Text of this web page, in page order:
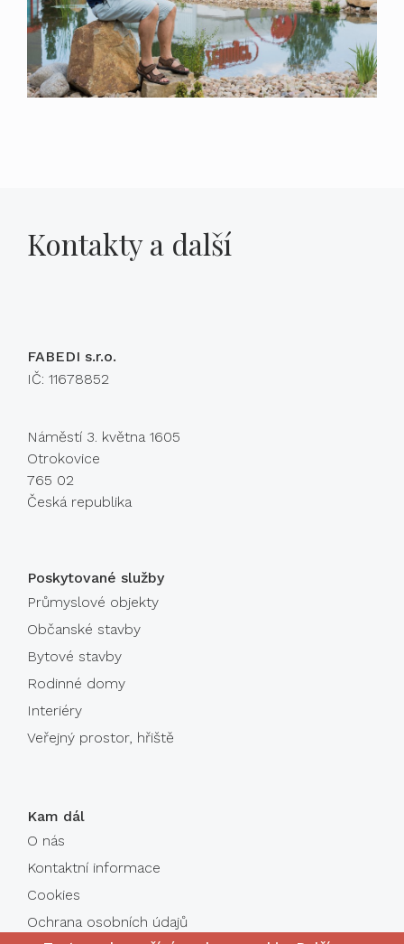
Kontakty a další
Poskytované služby
Průmyslové objekty
Občanské stavby
Bytové stavby
Rodinné domy
Interiéry
Veřejný prostor, hřiště
Kam dál
O nás
Kontaktní informace
Cookies
Ochrana osobních údajů
FABEDI s.r.o.
IČ: 11678852
Náměstí 3. května 1605
Otrokovice
765 02
Česká republika